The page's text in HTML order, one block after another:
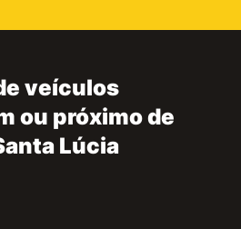
veículos
ou próximo de
Lúcia